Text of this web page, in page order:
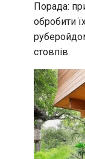
Порада:
обробити
стовпів.